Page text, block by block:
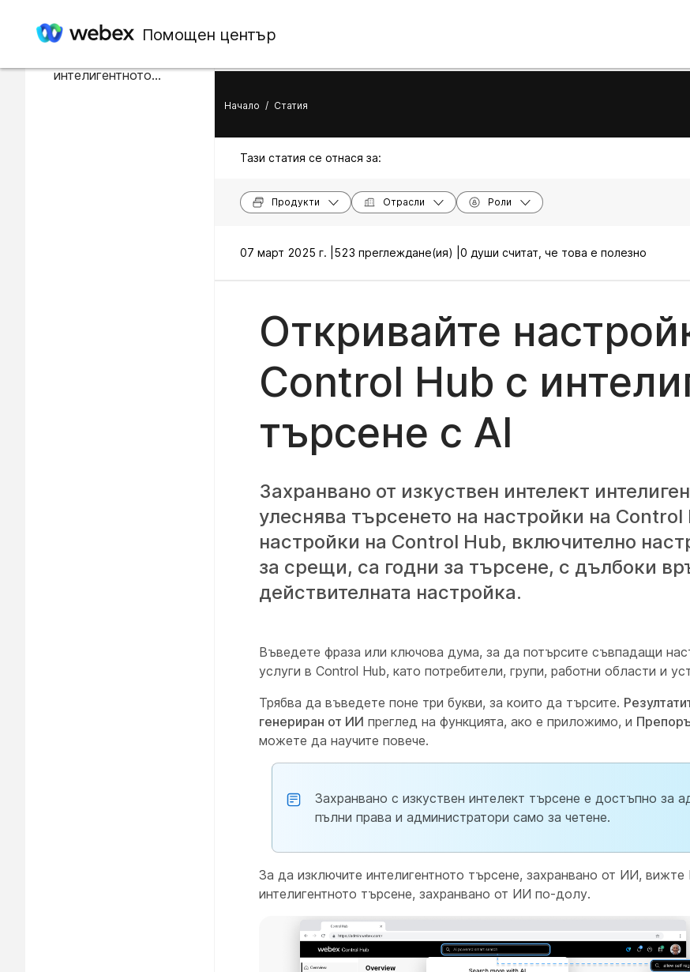
Помощен център
В тази статия
интелигентното
Начало / Статия
Тази статия се отнася за:
Продукти Отрасли Роли
07 март 2025 г. | 523 преглеждане(ия) | 0 души считат, че това е полезно
Откривайте
Control Hub с
търсене с AI
Захранвано от изкуствен интелект
улеснява търсенето на настройки на
настройки на Control Hub, включително
за срещи, са годни за търсене, с дълбоки
действителната настройка.
Въведете фраза или ключова дума, за да потърсите съвпадащи
услуги в Control Hub, като потребители, групи, работни области и
Трябва да въведете поне три букви, за които да търсите.
генериран от ИИ преглед на функцията, ако е приложимо, и
можете да научите повече.
Захранвано с изкуствен интелект търсене е достъпно за
пълни права и администратори само за четене.
За да изключите интелигентното търсене, захранвано от ИИ, вижте
интелигентното търсене, захранвано от ИИ по-долу.